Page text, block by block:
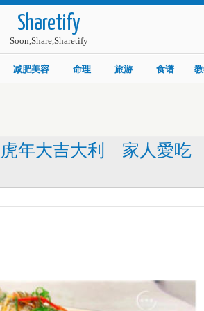
Sharetify
Soon,Share,Sharetify
减肥美容 命理 旅游 食谱
虎年大吉大利 家人愛吃